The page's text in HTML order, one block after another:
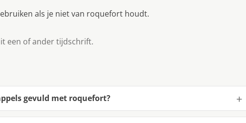
als je niet van roquefort houdt.
een of ander tijdschrift.
gevuld met roquefort?